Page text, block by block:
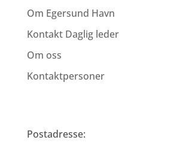
Om Egersund Havn
Kontakt Daglig leder
Om oss
Kontaktpersoner
Postadresse: